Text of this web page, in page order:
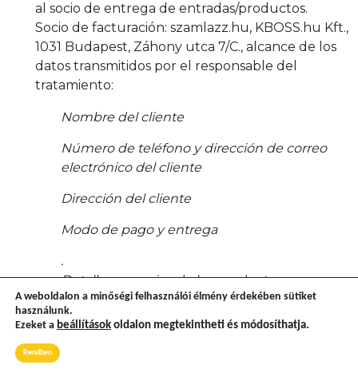
al socio de entrega de entradas/productos.
Socio de facturación: szamlazz.hu, KBOSS.hu Kft.,
1031 Budapest, Záhony utca 7/C., alcance de los
datos transmitidos por el responsable del
tratamiento:
Nombre del cliente
Número de teléfono y dirección de correo
electrónico del cliente
Dirección del cliente
Modo de pago y entrega
.
Detalles y precios de los productos
adquiridos
El Cliente reconoce que en caso de elegir
Simplepay para el pago, los siguientes datos
A weboldalon a minőségi felhasználói élmény érdekében sütiket
használunk.
Ezeket a beállítások oldalon megtekintheti és módosíthatja.
Rendben